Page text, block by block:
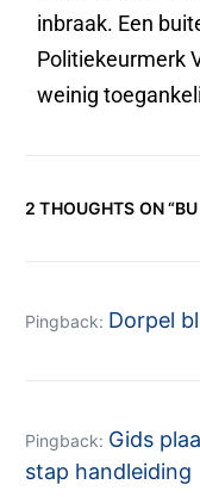
inbraak. Een
Politiekeurmerk
weinig
2 THOUGHTS ON “
Pingback: Dorpel
Pingback: Gids
stap handleiding